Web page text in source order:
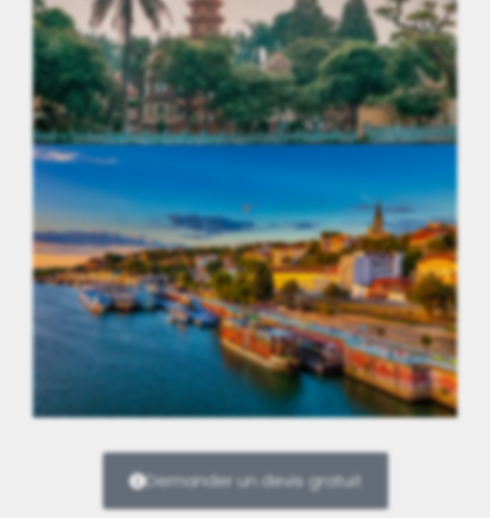
Vietnam
Serbie
Demander un devis gratuit